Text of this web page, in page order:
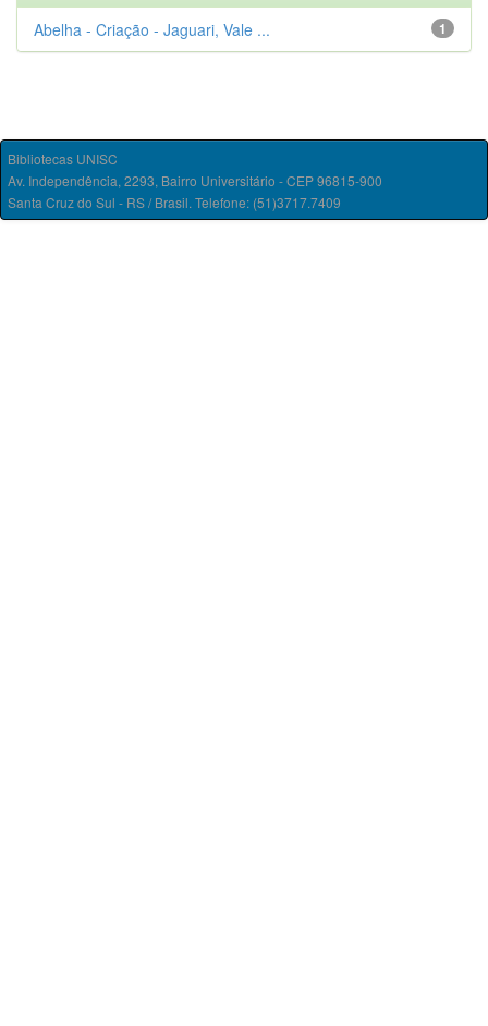
1
Abelha - Criação - Jaguari, Vale ...
Bibliotecas UNISC
Av. Independência, 2293, Bairro Universitário - CEP 96815-900
Santa Cruz do Sul - RS / Brasil. Telefone: (51)3717.7409